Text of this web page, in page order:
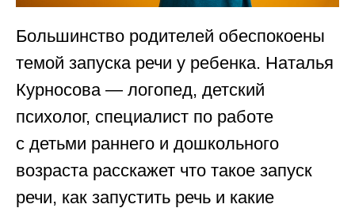
Большинство родителей обеспокоены
темой запуска речи у ребенка. Наталья
Курносова — логопед, детский
психолог, специалист по работе
с детьми раннего и дошкольного
возраста расскажет что такое запуск
речи, как запустить речь и какие